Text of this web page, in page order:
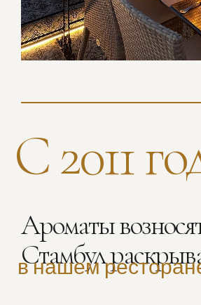
С 2011
Ароматы
Стамбул
в нашем